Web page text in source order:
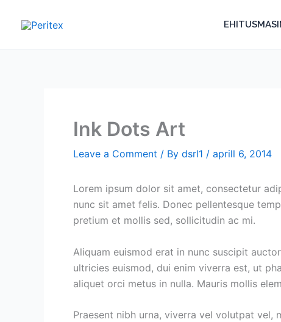
Ink Dots Art
Leave a Comment / By dsrl1 / aprill 6, 2014
Lorem ipsum dolor sit amet, consectetur
nunc sit amet felis. Donec pellentesque
pretium et mollis sed, sollicitudin ac mi.
Aliquam euismod erat in nunc suscipit
ultricies euismod, dui enim viverra est, ut
aliquet orci metus in nulla. Mauris mollis
Praesent nibh urna, viverra vel volutpat vel,